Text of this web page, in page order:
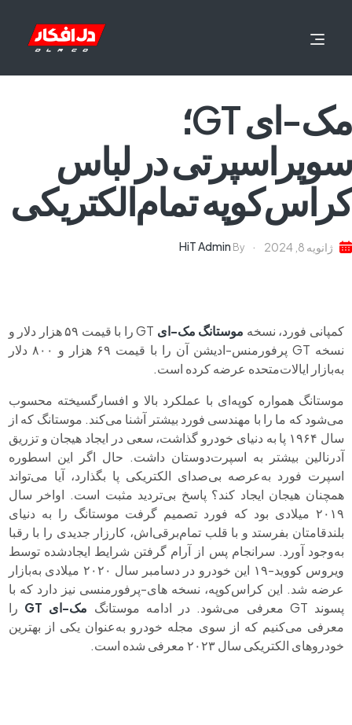
مک-ای GT؛
سوپراسپرتی در لباس
کراس‌کوپه تمام‌الکتریکی
ژانویه 8, 2024 By
HiT Admin
کمپانی فورد، نسخه موستانگ مک‌-ای
GT را با قیمت ۵۹ هزار دلار و
نسخه GT پرفورمنس-ادیشن آن را با قیمت ۶۹ هزار و ۸۰۰ دلار
به‌بازار ایالات‌متحده عرضه کرده است.
موستانگ همواره کوپه‌ای با عملکرد بالا و افسارگسیخته‌ محسوب
می‌شود که ما را با مهندسی فورد بیشتر آشنا می‌کند. موستانگ که از
سال ۱۹۶۴ پا به دنیای خودرو گذاشت، سعی در ایجاد هیجان و تزریق
آدرنالین بیشتر به اسپرت‌دوستان داشت. حال اگر این اسطوره
اسپرت فورد به‌عرصه بی‌صدای الکتریکی پا بگذارد، آیا می‌تواند
همچنان هیجان ایجاد کند؟ پاسخ بی‌تردید مثبت است. اواخر سال
۲۰۱۹ میلادی بود که فورد تصمیم گرفت موستانگ را به دنیای
بلندقامتان بفرستد و با قلب تمام‌برقی‌اش، کارزار جدیدی را با رقبا
به‌وجود آورد. سرانجام پس از آرام گرفتن شرایط ایجادشده توسط
ویروس کووید-۱۹ این خودرو در دسامبر سال ۲۰۲۰ میلادی به‌بازار
عرضه شد. این کراس‌کوپه، نسخه های-پرفورمنسی نیز دارد که با
پسوند GT معرفی می‌شود. در ادامه موستانگ
مک-ای GT
را
معرفی می‌کنیم که از سوی مجله خودرو به‌عنوان یکی از بهترین
خودروهای الکتریکی سال ۲۰۲۳ معرفی شده است.